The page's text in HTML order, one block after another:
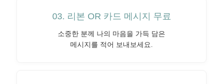
03. 리본 OR 카드 메시지 무료
소중한 분께 나의 마음을 가득 담은
메시지를 적어 보내보세요.